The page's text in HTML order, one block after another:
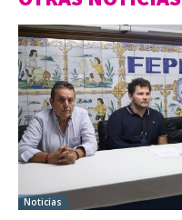
Noticias